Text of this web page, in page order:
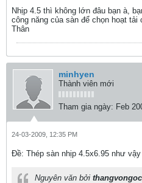
Nhịp 4.5 thì không lớn đâu bạn à,
công năng của sàn để chọn hoạt tải
Thân
minhyen
Thành viên mới
Tham gia ngày: Feb
24-03-2009, 12:35 PM
Ðề: Thép sàn nhịp 4.5x6.95 như
Nguyên văn bởi thangvongoc